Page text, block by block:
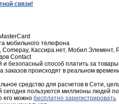
связи!
мобильного телефона
Comepay, Кассира.нет, Мобил Элемент,
Contact
безопасный способ платить за товары
заказов происходят в реальном
средство для расчетов в Сети,
сегодня пользуются миллионы людей
его можно бесплатно зарегистрировать